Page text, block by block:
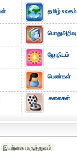
தமிழ் உலகம்
பொதுஅறிவு
ஜோதிடம்
பெண்கள்
கலைகள்
இயற்கை மருத்துவம்